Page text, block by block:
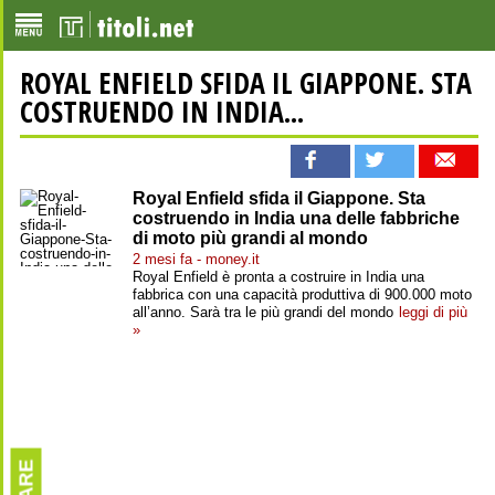
ROYAL ENFIELD SFIDA IL GIAPPONE. STA
COSTRUENDO IN INDIA...
Royal Enfield sfida il Giappone. Sta
costruendo in India una delle fabbriche
di moto più grandi al mondo
2 mesi fa - money.it
Royal Enfield è pronta a costruire in India una
fabbrica con una capacità produttiva di 900.000 moto
all’anno. Sarà tra le più grandi del mondo leggi di più
»